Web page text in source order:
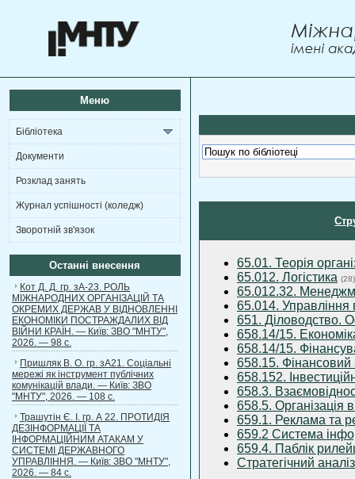
Меню
Бібліотека
Документи
Розклад занять
Журнал успішності (коледж)
Зворотній зв'язок
Останні внесення
Кот Д. Д. гр. зА-23. РОЛЬ
МІЖНАРОДНИХ ОРГАНІЗАЦІЙ ТА
ОКРЕМИХ ДЕРЖАВ У ВІДНОВЛЕННІ
ЕКОНОМІКИ ПОСТРАЖДАЛИХ ВІД
ВІЙНИ КРАЇН. — Київ: ЗВО "МНТУ",
2026. — 98 с.
Пришляк В. О. гр. зА21. Соціальні
мережі як інструмент публічних
комунікацій влади. — Київ: ЗВО
"МНТУ", 2026. — 108 с.
Трашутін Є. І. гр. А 22. ПРОТИДІЯ
ДЕЗІНФОРМАЦІЇ ТА
ІНФОРМАЦІЙНИМ АТАКАМ У
СИСТЕМІ ДЕРЖАВНОГО
УПРАВЛІННЯ. — Київ: ЗВО "МНТУ",
2026. — 84 с.
65.01. Теорія
65.012. Логістика (28)
65.012.32.
65.014. Управління
651. Діловодство.
658.14/15.
658.14/15.
658.15. Фінансовий
658.152.
658.3.
658.5. Організація
659.1. Реклама та
659.2 Система
659.4. Паблік
Стратегічний аналіз